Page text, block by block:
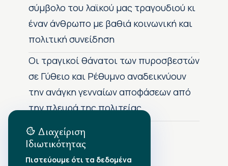
σύμβολο του λαϊκού μας τραγουδιού κι
έναν άνθρωπο με βαθιά κοινωνική και
πολιτική συνείδηση
Οι τραγικοί θάνατοι των πυροσβεστών
σε Γύθειο και Ρέθυμνο αναδεικνύουν
την ανάγκη γενναίων αποφάσεων από
την πλευρά της πολιτείας
Αρχείο Δημοσιεύσεων
Διαχείριση
Ιδιωτικότητας
Πιστεύουμε ότι τα δεδομένα